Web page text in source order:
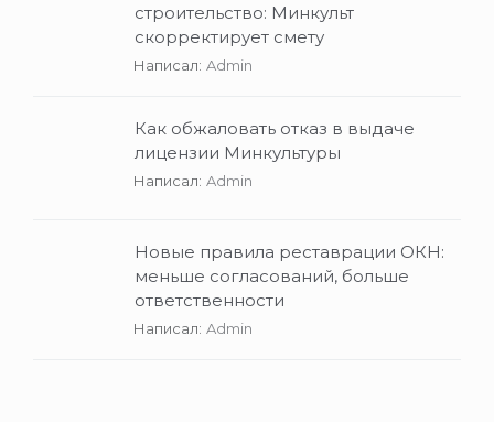
строительство: Минкульт
скорректирует смету
Написал: Admin
Как обжаловать отказ в выдаче
лицензии Минкультуры
Написал: Admin
Новые правила реставрации ОКН:
меньше согласований, больше
ответственности
Написал: Admin